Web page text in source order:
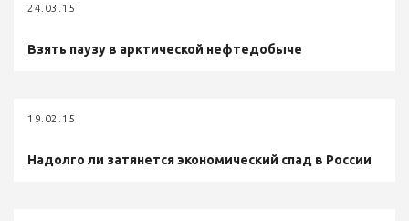
24.03.15
Взять паузу в арктической нефтедобыче
19.02.15
Надолго ли затянется экономический спад в России